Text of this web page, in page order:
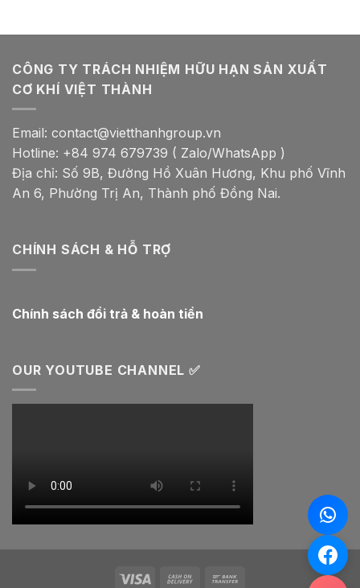
CÔNG TY TRÁCH NHIỆM HỮU HẠN SẢN XUẤT
CƠ KHÍ VIỆT THÀNH
Email: contact@vietthanhgroup.vn
Hotline: +84 974 679739 ( Zalo/WhatsApp )
Địa chỉ: Số 9B, Đường Hồ Xuân Hương, Khu phố Vĩnh
An 6, Phường Trị An, Thành phố Đồng Nai.
CHÍNH SÁCH & HỖ TRỢ
Chính sách đổi trả & hoàn tiền
OUR YOUTUBE CHANNEL ✅